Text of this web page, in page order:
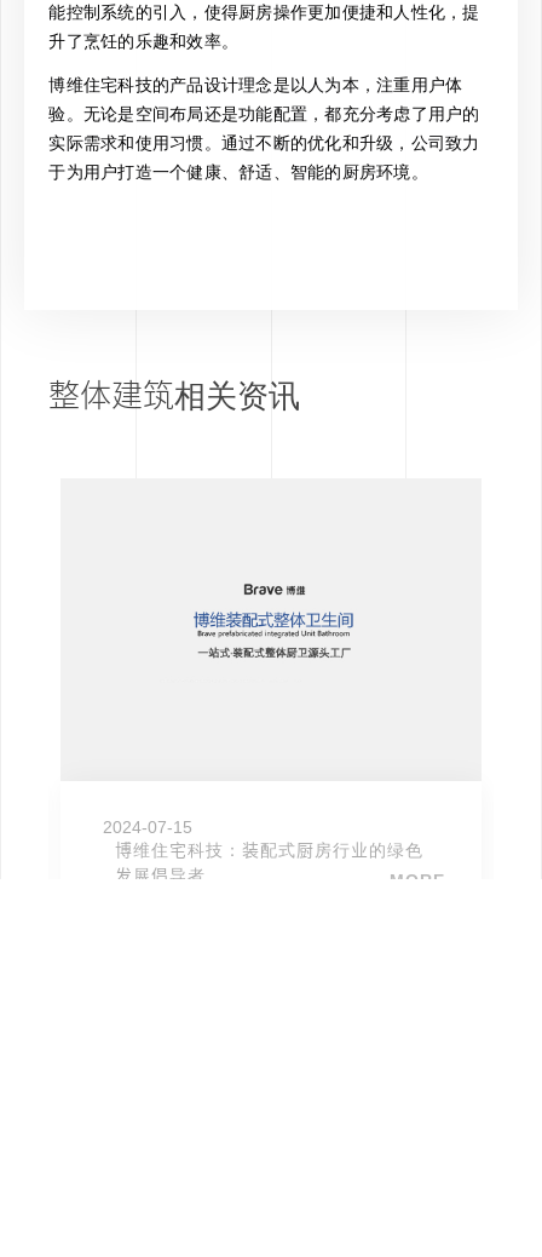
能控制系统的引入，使得厨房操作更加便捷和人性化，提
升了烹饪的乐趣和效率。
博维住宅科技的产品设计理念是以人为本，注重用户体
验。无论是空间布局还是功能配置，都充分考虑了用户的
实际需求和使用习惯。通过不断的优化和升级，公司致力
于为用户打造一个健康、舒适、智能的厨房环境。
整体建筑相关资讯
2024-07-15
博维住宅科技：装配式厨房行业的绿色
发展倡导者
MORE